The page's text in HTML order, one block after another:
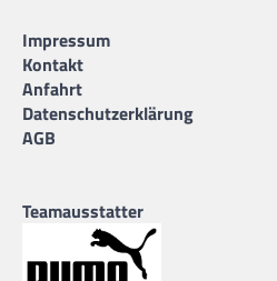
Impressum
Kontakt
Anfahrt
Datenschutzerklärung
AGB
Teamausstatter